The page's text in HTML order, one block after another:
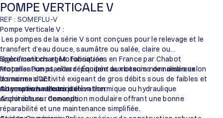
POMPE VERTICALE V
REF : SOMEFLU-V
Pompe Verticale V :
Les pompes de la série V sont conçues pour le relevage et le
transfert d’eau douce, saumâtre ou salée, claire ou
légèrement chargée. Fabriquées en France par Chabot
Propeller Pumps, elles répondent aux besoins de nombreux
domaines d’activité exigeant de gros débits sous de faibles et
moyennes hauteurs d’élévation.
Spécifications et Motorisation :
Motorisation standard : Équipée de moteurs normalisés selon
les normes CEI.
Alternatives : Motorisation thermique ou hydraulique
disponible sur demande.
Conception mécanique :
Architecture : Conception modulaire offrant une bonne
réparabilité et une maintenance simplifiée.